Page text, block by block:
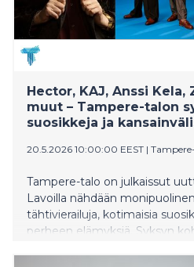
Hector, KAJ, Anssi
muut – Tampere-talon
suosikkeja ja
20.5.2026 10:00:00 EEST |
Tampere-talo on julkaissut
Lavoilla nähdään
tähtivierailuja, kotimaisia
perheen elämyksiä. Syksyn